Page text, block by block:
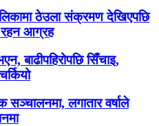
ठेउला संक्रमण देखिएपछि
रहन आग्रह
बाढीपहिरोपछि सिँचाइ,
सञ्चालनमा, लगातार वर्षाले